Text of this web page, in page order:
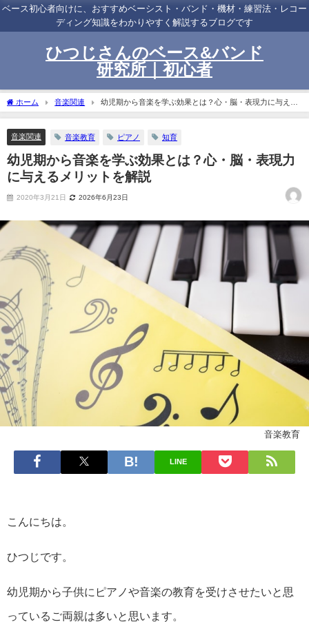
ベース初心者向けに、おすすめベーシスト・バンド・機材・練習法・レコー
ディング知識をわかりやすく解説するブログです
ひつじさんのベース&バンド
研究所｜初心者
ホーム 音楽関連
幼児期から音楽を学ぶ効果とは？心・脳・表現力に与える
メリットを解説
音楽関連 音楽教育 ピアノ 知育
幼児期から音楽を学ぶ効果とは？心・脳・表現力
に与えるメリットを解説
2020年3月21日 2026年6月23日
音楽教育
LINE
こんにちは。
ひつじです。
幼児期から子供にピアノや音楽の教育を受けさせたいと思
っているご両親は多いと思います。